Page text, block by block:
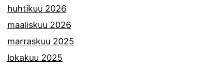
huhtikuu 2026
maaliskuu 2026
marraskuu 2025
lokakuu 2025